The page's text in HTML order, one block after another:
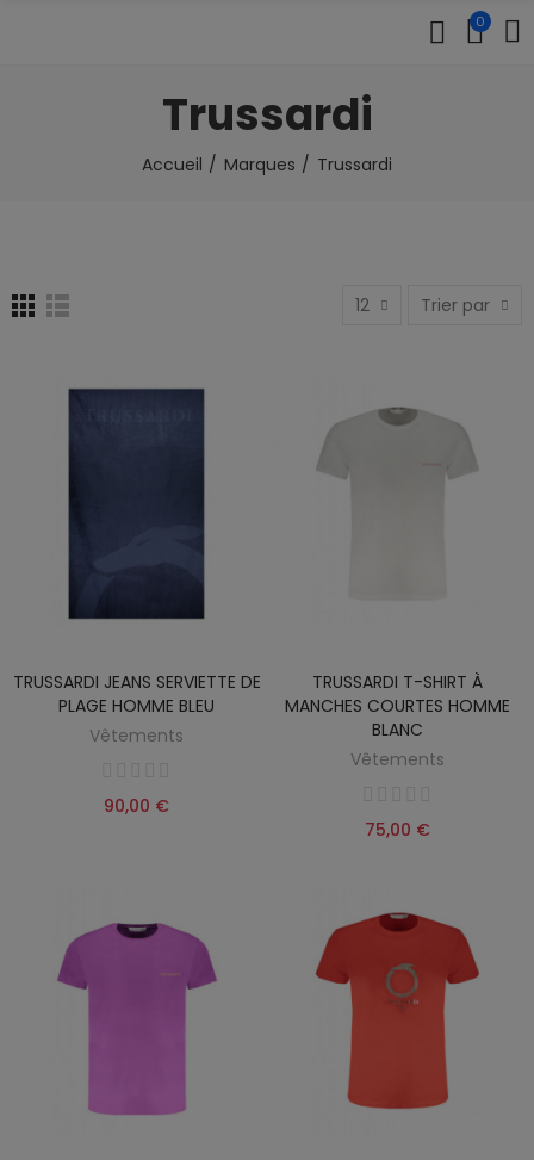
0
Trussardi
Accueil Marques Trussardi
12 Trier par
TRUSSARDI JEANS SERVIETTE DE
PLAGE HOMME BLEU
Vêtements
90,00 €
TRUSSARDI T-SHIRT À
MANCHES COURTES HOMME
BLANC
Vêtements
75,00 €